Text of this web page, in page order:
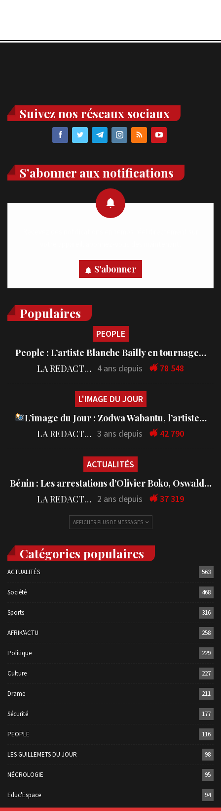
Suivez nos réseaux sociaux
S’abonner aux notifications
S'abonner
Populaires
PEOPLE
People : L’artiste Blanche Bailly en tournage…
LA REDACTION 4 ans depuis 78 548
L'IMAGE DU JOUR
L’image du Jour : Zodwa Wabantu, l’artiste…
LA REDACTION 3 ans depuis 42 790
ACTUALITÉS
Bénin : Les arrestations d’Olivier Boko, Oswald…
LA REDACTION 2 ans depuis 37 319
AFFICHER PLUS DE MESSAGES
Catégories populaires
ACTUALITÉS 563
Société 468
Sports 316
AFRIK'ACTU 258
Politique 229
Culture 227
Drame 211
Sécurité 177
PEOPLE 116
LES GUILLEMETS DU JOUR 98
NÉCROLOGIE 95
Educ'Espace 94